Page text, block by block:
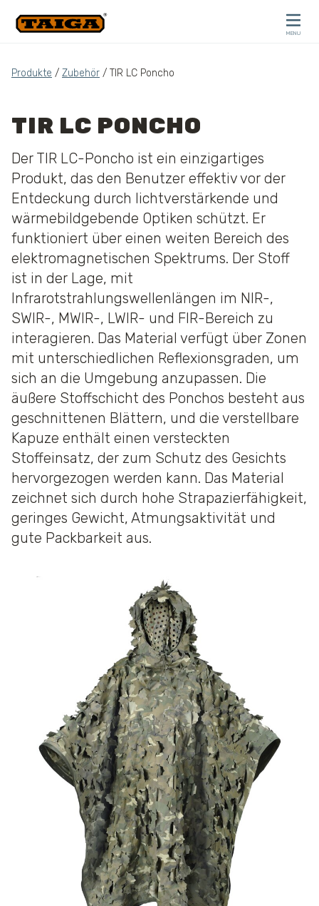
MENU
Produkte / Zubehör / TIR LC Poncho
TIR LC PONCHO
Der TIR LC-Poncho ist ein einzigartiges
Produkt, das den Benutzer effektiv vor der
Entdeckung durch lichtverstärkende und
wärmebildgebende Optiken schützt. Er
funktioniert über einen weiten Bereich des
elektromagnetischen Spektrums. Der Stoff
ist in der Lage, mit
Infrarotstrahlungswellenlängen im NIR-,
SWIR-, MWIR-, LWIR- und FIR-Bereich zu
interagieren. Das Material verfügt über Zonen
mit unterschiedlichen Reflexionsgraden, um
sich an die Umgebung anzupassen. Die
äußere Stoffschicht des Ponchos besteht aus
geschnittenen Blättern, und die verstellbare
Kapuze enthält einen versteckten
Stoffeinsatz, der zum Schutz des Gesichts
hervorgezogen werden kann. Das Material
zeichnet sich durch hohe Strapazierfähigkeit,
geringes Gewicht, Atmungsaktivität und
gute Packbarkeit aus.